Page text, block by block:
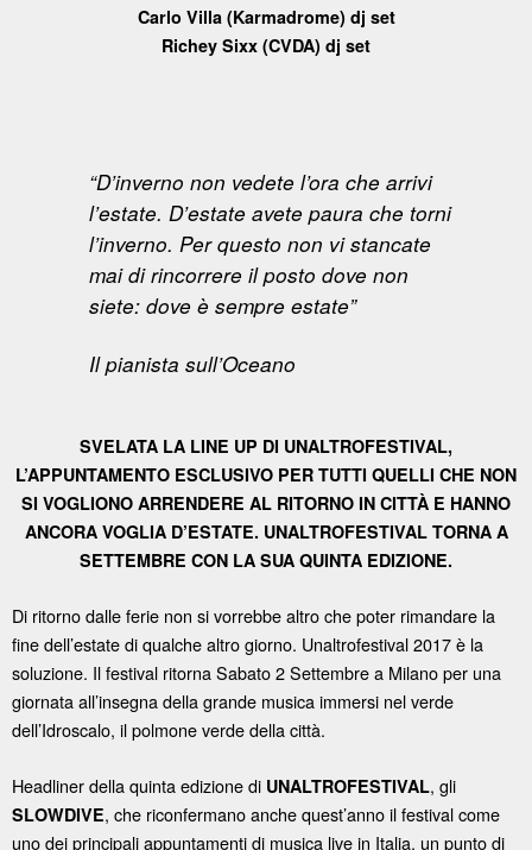
Carlo Villa (Karmadrome) dj set
Richey Sixx (CVDA) dj set
“D’inverno non vedete l’ora che arrivi
l’estate. D’estate avete paura che torni
l’inverno. Per questo non vi stancate
mai di rincorrere il posto dove non
siete: dove è sempre estate”
Il pianista sull’Oceano
SVELATA LA LINE UP DI UNALTROFESTIVAL,
L’APPUNTAMENTO ESCLUSIVO PER TUTTI QUELLI CHE NON
SI VOGLIONO ARRENDERE AL RITORNO IN CITTÀ E HANNO
ANCORA VOGLIA D’ESTATE. UNALTROFESTIVAL TORNA A
SETTEMBRE CON LA SUA QUINTA EDIZIONE.
Di ritorno dalle ferie non si vorrebbe altro che poter rimandare la
fine dell’estate di qualche altro giorno. Unaltrofestival 2017 è la
soluzione. Il festival ritorna Sabato 2 Settembre a Milano per una
giornata all’insegna della grande musica immersi nel verde
dell’Idroscalo, il polmone verde della città.
Headliner della quinta edizione di UNALTROFESTIVAL, gli
SLOWDIVE, che riconfermano anche quest’anno il festival come
uno dei principali appuntamenti di musica live in Italia, un punto di